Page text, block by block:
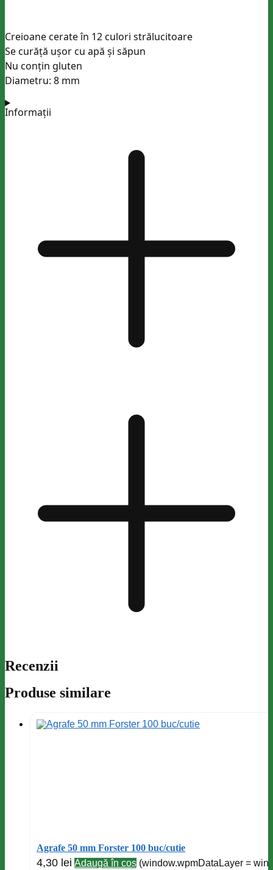
Creioane cerate în 12 culori strălucitoare
Se curăță ușor cu apă și săpun
Nu conțin gluten
Diametru: 8 mm
Informații
Recenzii
Produse similare
Agrafe 50 mm Forster 100 buc/cutie
4,30 lei Adaugă în coș (window.wpmDataLayer =